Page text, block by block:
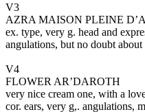
V3
AZRA MAISON PLEINE
ex. type, very g. head and
angulations, but no doubt
V4
FLOWER AR’DAROTH
very nice cream one, with a
cor. ears, very g,. angulations,